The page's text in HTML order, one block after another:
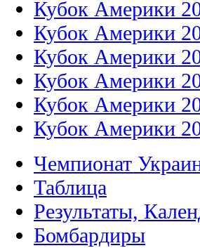
Кубок Америки
Кубок Америки
Кубок Америки
Кубок Америки
Кубок Америки
Кубок Америки
Чемпионат
Таблица
Результаты,
Бомбардиры